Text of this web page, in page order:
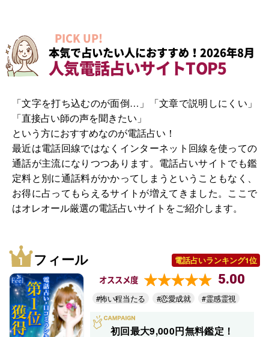
PICK UP!
本気で占いたい人におすすめ！2026年8月
人気電話占いサイトTOP5
「文字を打ち込むのが面倒…」「文章で説明しにくい」
「直接占い師の声を聞きたい」
という方におすすめなのが電話占い！
最近は電話回線ではなくインターネット回線を使っての
通話が主流になりつつあります。電話占いサイトでも鑑
定料と別に通話料がかかってしまうということもなく、
お得に占ってもらえるサイトが増えてきました。ここで
はオレオール厳選の電話占いサイトをご紹介します。
フィール 電話占いランキング1位
オススメ度 5.00
#怖い程当たる #恋愛成就 #霊感霊視
初回最大9,000円無料鑑定！